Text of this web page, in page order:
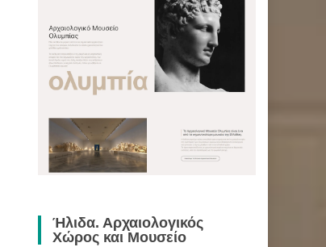
Ήλιδα. Αρχαιολογικός
Χώρος και Μουσείο